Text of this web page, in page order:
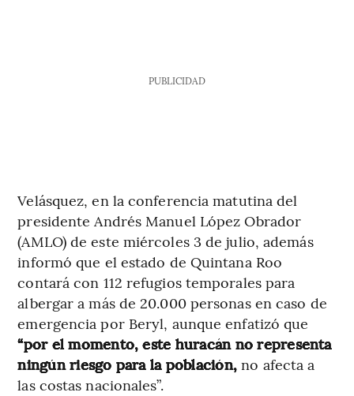
PUBLICIDAD
Velásquez, en la conferencia matutina del
presidente Andrés Manuel López Obrador
(AMLO) de este miércoles 3 de julio, además
informó que el estado de Quintana Roo
contará con 112 refugios temporales para
albergar a más de 20.000 personas en caso de
emergencia por Beryl, aunque enfatizó que
“por el momento, este huracán no representa
ningún riesgo para la población,no afecta a
las costas nacionales”.